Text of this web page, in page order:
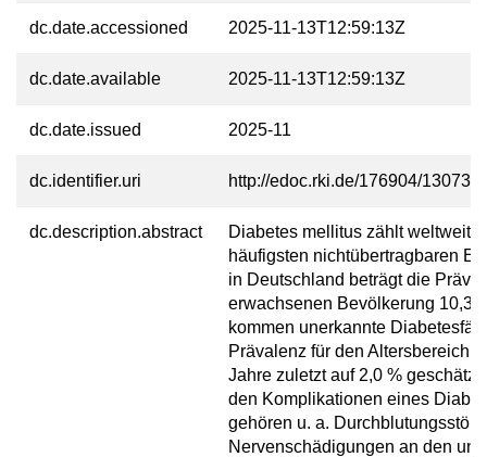
dc.date.accessioned 2025-11-13T12:59:13Z
dc.date.available 2025-11-13T12:59:13Z
dc.date.issued 2025-11
dc.identifier.uri http://edoc.rki.de/176904/13073
dc.description.abstract
Diabetes mellitus zählt weltweit
häufigsten nichtübertragbaren
in Deutschland beträgt die
erwachsenen Bevölkerung 10,3
kommen unerkannte
Prävalenz für den Altersbereich
Jahre zuletzt auf 2,0 % geschätzt
den Komplikationen eines
gehören u. a.
Nervenschädigungen an den